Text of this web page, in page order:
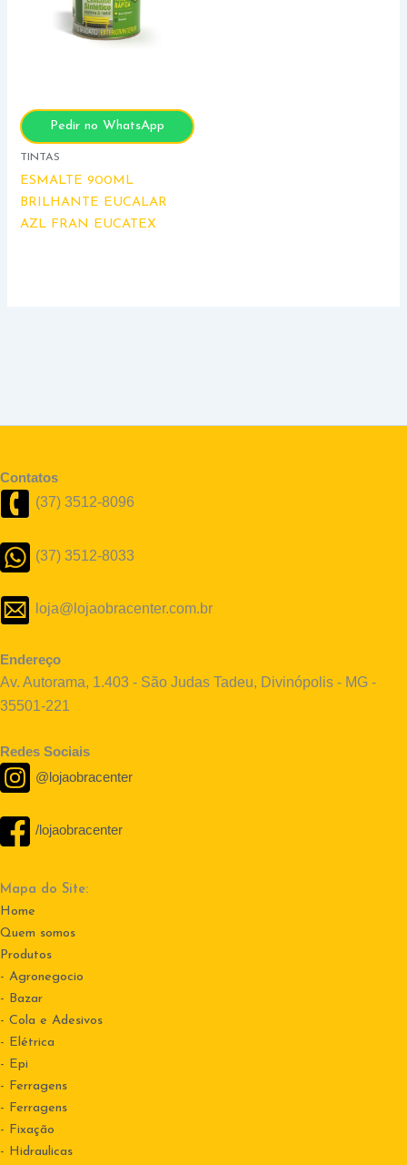
Pedir no WhatsApp
TINTAS
ESMALTE 900ML
BRILHANTE EUCALAR
AZL FRAN EUCATEX
Contatos
(37) 3512-8096
(37) 3512-8033
loja@lojaobracenter.com.br
Endereço
Av. Autorama, 1.403 - São Judas Tadeu, Divinópolis - MG -
35501-221
Redes Sociais
@lojaobracenter
/lojaobracenter
Mapa do Site:
Home
Quem somos
Produtos
- Agronegocio
- Bazar
- Cola e Adesivos
- Elétrica
- Epi
- Ferragens
- Ferragens
- Fixação
- Hidraulicas